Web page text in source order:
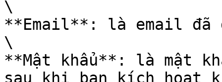
\
**Email**: là email đã
\
**Mật khẩu**: là mật
sau khi bạn kích hoạt